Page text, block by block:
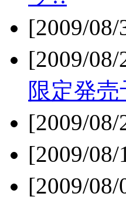
[2009/
[2009/
限定発
[2009/
[2009/
[2009/